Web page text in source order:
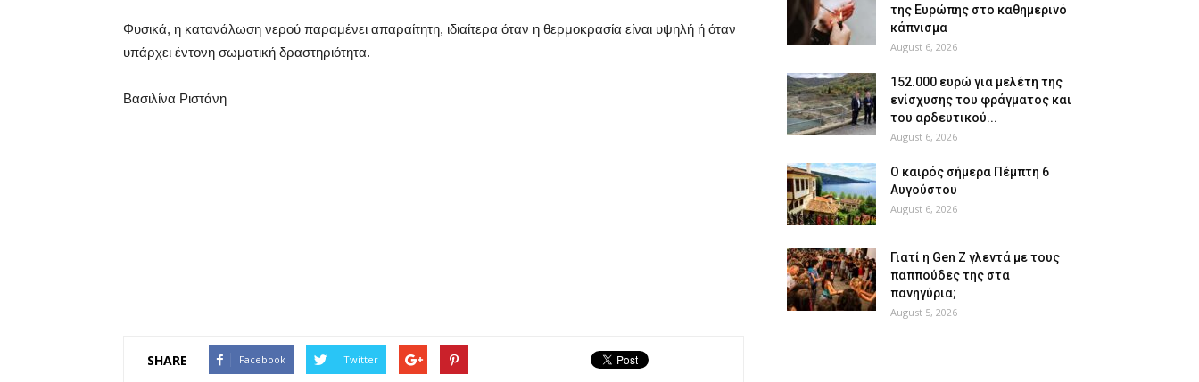
Φυσικά, η κατανάλωση νερού παραμένει απαραίτητη, ιδιαίτερα όταν η θερμοκρασία είναι υψηλή ή όταν
υπάρχει έντονη σωματική δραστηριότητα.
Βασιλίνα Ριστάνη
SHARE Facebook Twitter
της Ευρώπης στο καθημερινό
κάπνισμα
August 6, 2026
152.000 ευρώ για μελέτη της
ενίσχυσης του φράγματος και
του αρδευτικού...
August 6, 2026
Ο καιρός σήμερα Πέμπτη 6
Αυγούστου
August 6, 2026
Γιατί η Gen Z γλεντά με τους
παππούδες της στα
πανηγύρια;
August 5, 2026